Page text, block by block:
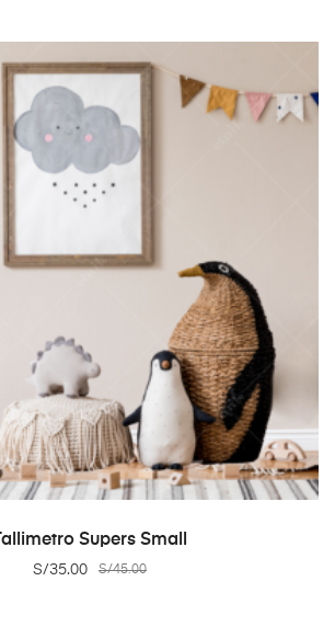
ADD TO CART
Tallimetro Supers Small
S/45.00
S/35.00